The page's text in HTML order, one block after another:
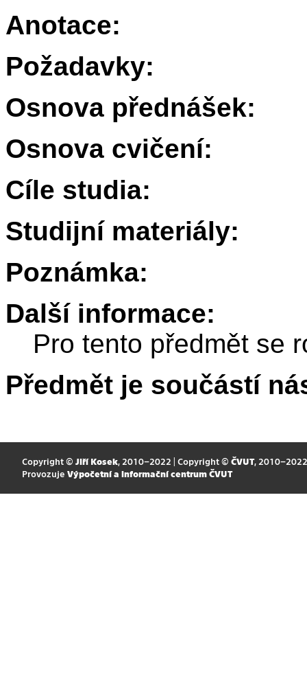
Anotace:
Požadavky:
Osnova přednášek:
Osnova cvičení:
Cíle studia:
Studijní materiály:
Poznámka:
Další informace:
Pro tento předmět se
Předmět je součástí
Copyright © Jiří Kosek, 2010–2022 | Copyright © ČVUT, 2010–2022
Provozuje Výpočetní a informační centrum ČVUT